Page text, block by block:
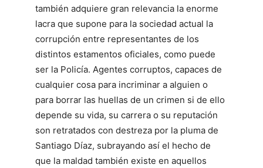
también adquiere gran relevancia la enorme
lacra que supone para la sociedad actual la
corrupción entre representantes de los
distintos estamentos oficiales, como puede
ser la Policía. Agentes corruptos, capaces de
cualquier cosa para incriminar a alguien o
para borrar las huellas de un crimen si de ello
depende su vida, su carrera o su reputación
son retratados con destreza por la pluma de
Santiago Díaz, subrayando así el hecho de
que la maldad también existe en aquellos